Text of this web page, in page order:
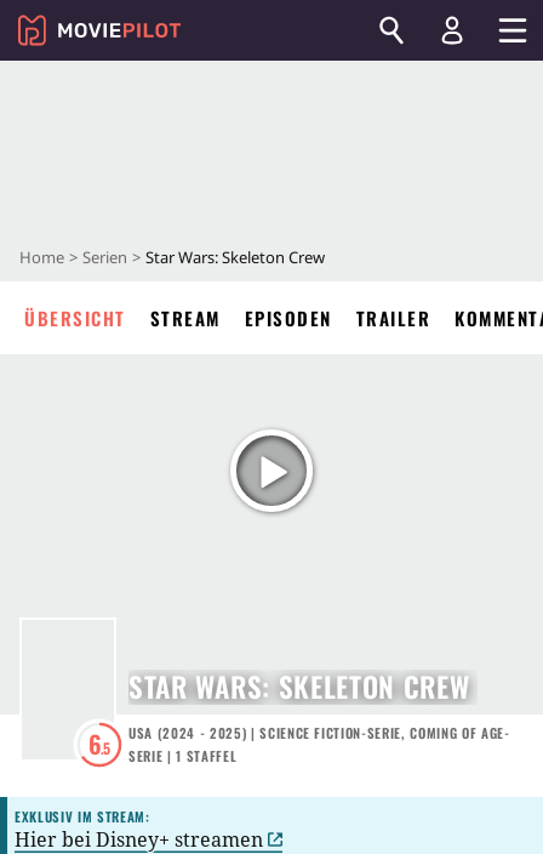
Home Serien Star Wars: Skeleton Crew
ÜBERSICHT STREAM EPISODEN TRAILER
6.5
STAR WARS: SKELETON CREW
USA (2024 - 2025) |SCIENCE FICTION-SERIE,COMING OF AGE-
SERIE |1 STAFFEL
EXKLUSIV IM STREAM:
Hier bei Disney+ streamen